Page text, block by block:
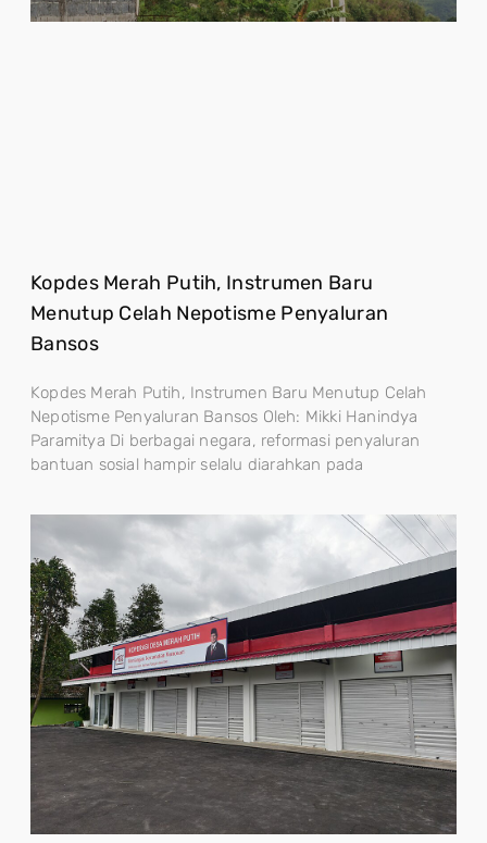
Kopdes Merah Putih, Instrumen Baru
Menutup Celah Nepotisme Penyaluran
Bansos
Kopdes Merah Putih, Instrumen Baru Menutup Celah
Nepotisme Penyaluran Bansos Oleh: Mikki Hanindya
Paramitya Di berbagai negara, reformasi penyaluran
bantuan sosial hampir selalu diarahkan pada